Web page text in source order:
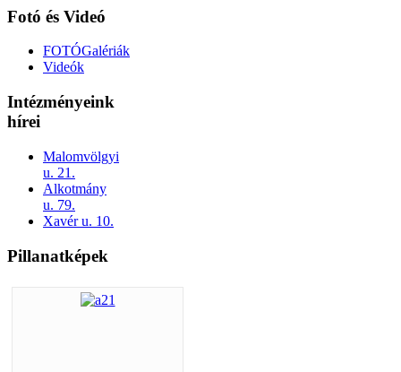
Fotó és Videó
FOTÓGalériák
Videók
Intézményeink
hírei
Malomvölgyi
u. 21.
Alkotmány
u. 79.
Xavér u. 10.
Pillanatképek